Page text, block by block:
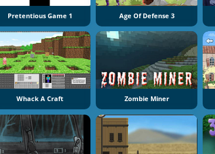
Pretentious Game 1 Age Of Defense 3
Whack A Craft Zombie Miner